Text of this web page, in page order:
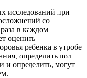
исследований при
со
раза в каждом
оценить
ребенка в утробе
определить пол
и определить, могут